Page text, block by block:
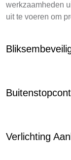
werkzaamheden
uit te voeren om
Verlichting